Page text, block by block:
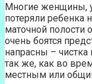
Многие женщины,
потеряли ребенка
маточной полости
очень боятся
напрасны –
так же, как во
местным или